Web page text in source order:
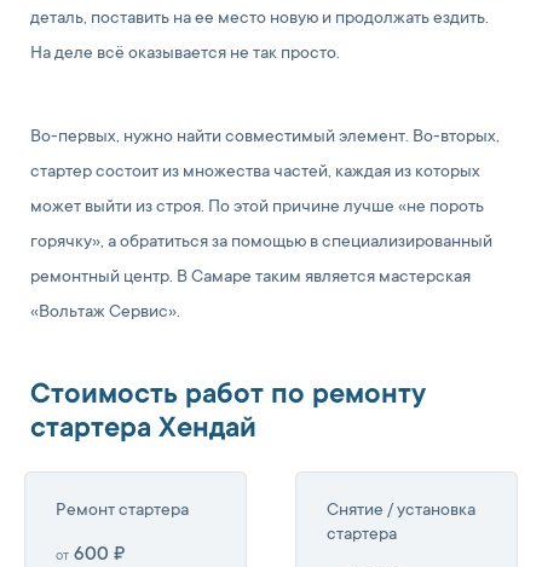
деталь, поставить на ее место новую и продолжать ездить.
На деле всё оказывается не так просто.
Во-первых, нужно найти совместимый элемент. Во-вторых,
стартер состоит из множества частей, каждая из которых
может выйти из строя. По этой причине лучше «не пороть
горячку», а обратиться за помощью в специализированный
ремонтный центр. В Самаре таким является мастерская
«Вольтаж Сервис».
Стоимость работ по ремонту
стартера Хендай
Ремонт стартера
от 600 ₽
Снятие / установка
стартера